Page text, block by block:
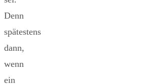
Denn
spätestens
dann,
wenn
ein